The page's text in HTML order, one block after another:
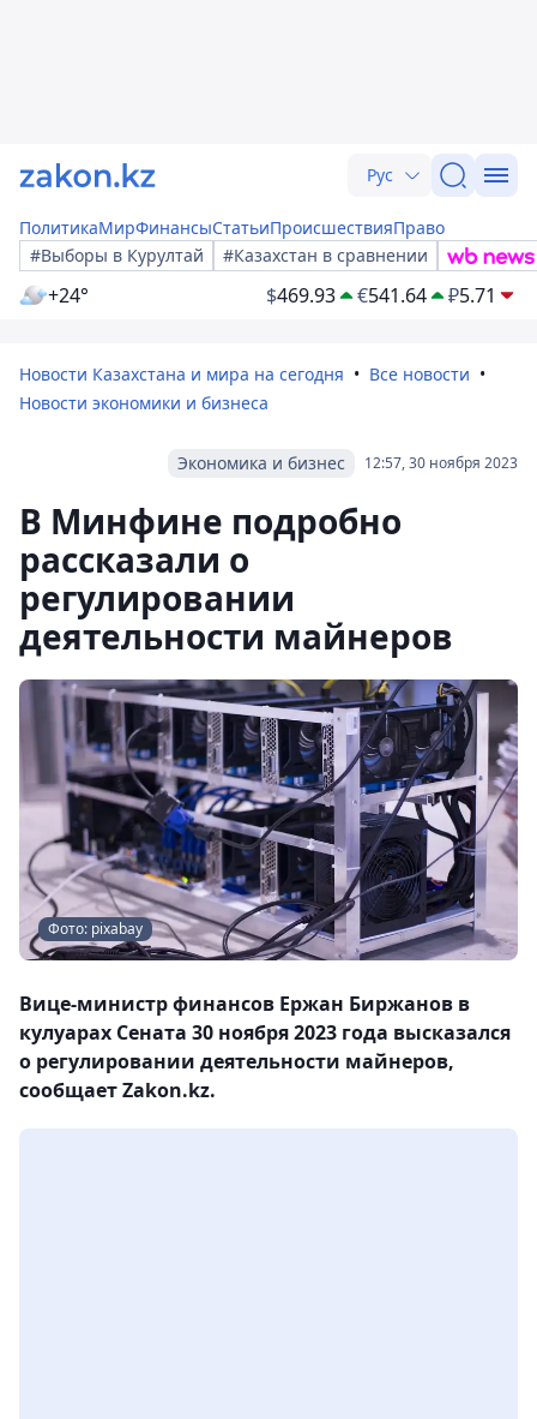
Рус
ПолитикаМирФинансыСтатьиПроисшествияПраво
#Выборы в Курултай
#Казахстан в сравнении
+24° $469.93 €541.64 ₽5.71
Новости Казахстана и мира на сегодня
Все новости
Новости экономики и бизнеса
12:57, 30 ноября 2023
Экономика и бизнес
В Минфине подробно
рассказали о
регулировании
деятельности майнеров
Фото: pixabay
Вице-министр финансов Ержан Биржанов в
кулуарах Сената 30 ноября 2023 года высказался
о регулировании деятельности майнеров,
сообщает Zakon.kz.